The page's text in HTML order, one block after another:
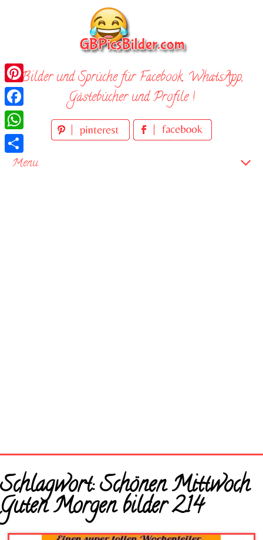
Bilder und Sprüche für Facebook, WhatsApp,
Gästebücher und Profile !
Menu
Startseite
Neue Bilder
Schlagwort:Schönen Mittwoch
Guten Morgen bilder 214
Pinterest
Facebook
WhatsApp
Teilen